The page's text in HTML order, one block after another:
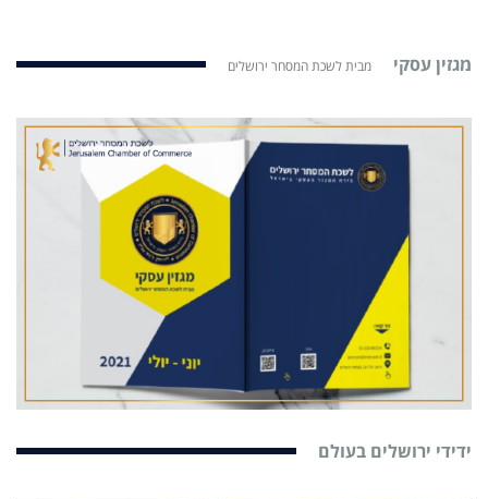
מגזין עסקי מבית לשכת המסחר ירושלים
ידידי ירושלים בעולם